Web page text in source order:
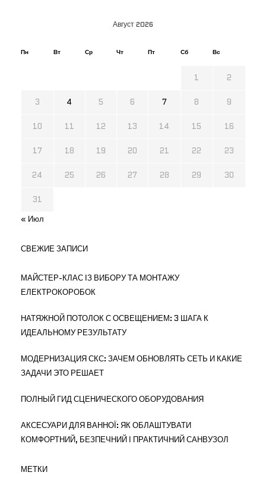
Август 2026
Пн Вт Ср Чт Пт Сб Вс
1 2
3 4 5 6 7 8 9
10 11 12 13 14 15 16
17 18 19 20 21 22 23
24 25 26 27 28 29 30
31
« Июл
СВЕЖИЕ ЗАПИСИ
МАЙСТЕР-КЛАС ІЗ ВИБОРУ ТА МОНТАЖУ
ЕЛЕКТРОКОРОБОК
НАТЯЖНОЙ ПОТОЛОК С ОСВЕЩЕНИЕМ: 3 ШАГА К
ИДЕАЛЬНОМУ РЕЗУЛЬТАТУ
МОДЕРНИЗАЦИЯ СКС: ЗАЧЕМ ОБНОВЛЯТЬ СЕТЬ И КАКИЕ
ЗАДАЧИ ЭТО РЕШАЕТ
ПОЛНЫЙ ГИД СЦЕНИЧЕСКОГО ОБОРУДОВАНИЯ
АКСЕСУАРИ ДЛЯ ВАННОЇ: ЯК ОБЛАШТУВАТИ
КОМФОРТНИЙ, БЕЗПЕЧНИЙ І ПРАКТИЧНИЙ САНВУЗОЛ
МЕТКИ